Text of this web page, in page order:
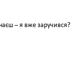
– я вже заручився?